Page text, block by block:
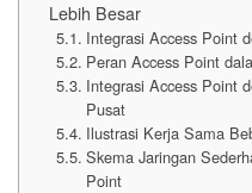
Lebih Besar
Integrasi Access Point
Peran Access Point
Integrasi Access Point
Pusat
Ilustrasi Kerja Sama
Skema Jaringan
Point